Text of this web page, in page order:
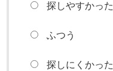
探しやすかった
ふつう
探しにくかった